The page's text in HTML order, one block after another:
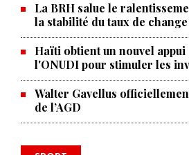
La BRH salue le
la stabilité du taux de
Haïti obtient un nouvel
l'ONUDI pour stimuler les
Walter Gavellus
de l’AGD